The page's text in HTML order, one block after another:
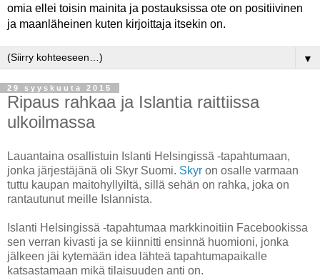
omia ellei toisin mainita ja postauksissa ote on positiivinen
ja maanläheinen kuten kirjoittaja itsekin on.
▼
29 syyskuuta 2015
Ripaus rahkaa ja Islantia raittiissa
ulkoilmassa
Lauantaina osallistuin Islanti Helsingissä -tapahtumaan,
jonka järjestäjänä oli Skyr Suomi. Skyr on osalle varmaan
tuttu kaupan maitohyllyiltä, sillä sehän on rahka, joka on
rantautunut meille Islannista.
Islanti Helsingissä -tapahtumaa markkinoitiin Facebookissa
sen verran kivasti ja se kiinnitti ensinnä huomioni, jonka
jälkeen jäi kytemään idea lähteä tapahtumapaikalle
katsastamaan mikä tilaisuuden anti on.